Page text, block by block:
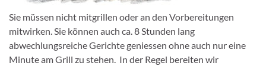
Sie müssen nicht mitgrillen oder an den Vorbereitungen
mitwirken. Sie können auch ca. 8 Stunden lang
abwechlungsreiche Gerichte geniessen ohne auch nur eine
Minute am Grill zu stehen. In der Regel bereiten wir